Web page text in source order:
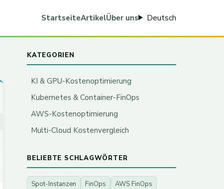
StartseiteArtikelÜber uns Deutsch
KATEGORIEN
KI & GPU-Kostenoptimierung
Kubernetes & Container-FinOps
AWS-Kostenoptimierung
Multi-Cloud Kostenvergleich
BELIEBTE SCHLAGWÖRTER
Spot-Instanzen FinOps
AWS FinOps